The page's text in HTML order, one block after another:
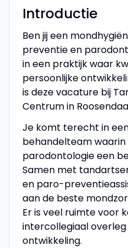
Introductie
Ben jij een
preventie en
in een praktijk waar
persoonlijke
is deze vacature bij
Centrum in
Je komt terecht in
behandelteam
parodontologie een
Samen met
en paro-
aan de beste
Er is veel ruimte voor
intercollegiaal
ontwikkeling.